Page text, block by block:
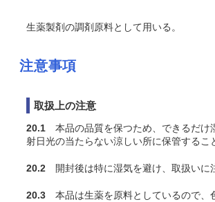
生薬製剤の調剤原料として用いる。
注意事項
取扱上の注意
20.1 本品の品質を保つため、できるだけ
射日光の当たらない涼しい所に保管するこ
20.2 開封後は特に湿気を避け、取扱いに
20.3 本品は生薬を原料としているので、